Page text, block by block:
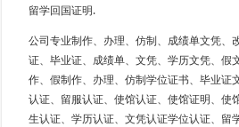
留学回国证明.
公司专业制作、办理、仿制、成绩单文凭、
证、毕业证、成绩单、文凭、学历文凭、假
作、假制作、办理、仿制学位证书、毕业证
认证、留服认证、使馆认证、使馆证明、使
生认证、学历认证、文凭认证学位认证、留